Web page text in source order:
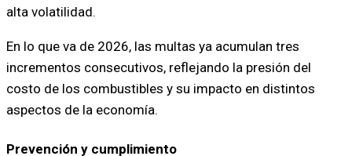
alta volatilidad.
En lo que va de 2026, las multas ya acumulan tres
incrementos consecutivos, reflejando la presión del
costo de los combustibles y su impacto en distintos
aspectos de la economía.
Prevención y cumplimiento